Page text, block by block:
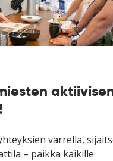
varrella,
– paikka kaikille